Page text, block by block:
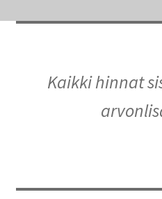
Kauppa
Kaikki hinnat